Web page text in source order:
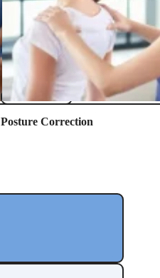
Posture Correction